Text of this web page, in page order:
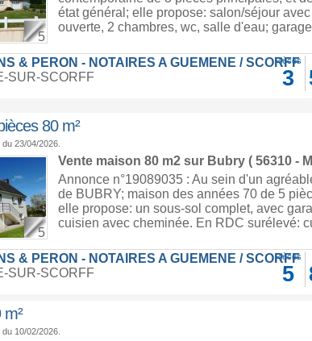
5
état général; elle propose: salon/séjour
ouverte, 2 chambres, wc, salle d'eau;
& PERON - NOTAIRES A GUEMENE / SCORFF
SUR-SCORFF
Pièces
3
80 m²
23/04/2026.
5
Vente maison 80 m2 sur Bubry( 56310 -
Annonce n°19089035 : Au sein d'un
de BUBRY; maison des années 70 de 5
elle propose: un sous-sol complet, avec
cuisien avec cheminée. En RDC surélevé:
& PERON - NOTAIRES A GUEMENE / SCORFF
SUR-SCORFF
Pièces
5
10/02/2026.